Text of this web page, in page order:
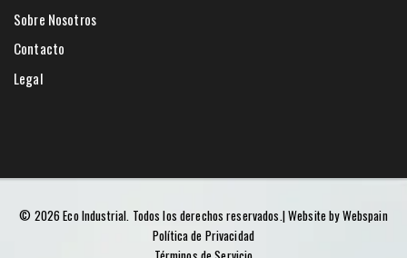
Sobre Nosotros
Contacto
Legal
© 2026 Eco Industrial. Todos los derechos reservados.| Website byWebspain
Política de Privacidad